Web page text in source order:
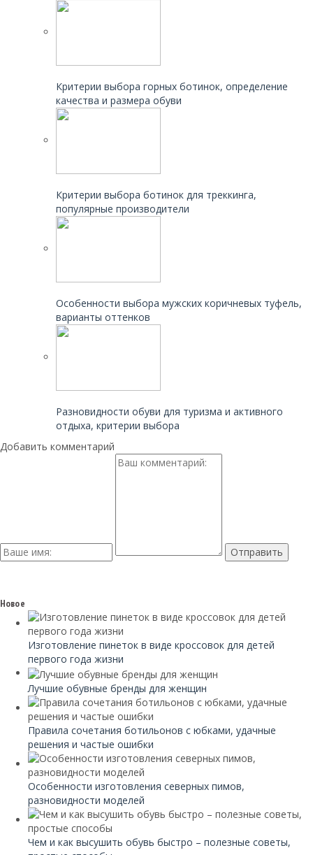
Критерии выбора горных ботинок, определение
качества и размера обуви
Критерии выбора ботинок для треккинга,
популярные производители
Особенности выбора мужских коричневых туфель,
варианты оттенков
Разновидности обуви для туризма и активного
отдыха, критерии выбора
Добавить комментарий
Новое
Изготовление пинеток в виде кроссовок для детей
первого года жизни
Лучшие обувные бренды для женщин
Правила сочетания ботильонов с юбками, удачные
решения и частые ошибки
Особенности изготовления северных пимов,
разновидности моделей
Чем и как высушить обувь быстро – полезные советы,